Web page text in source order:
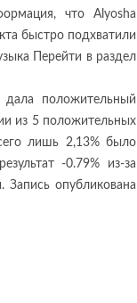
что Alyosha
быстро подхватили
Перейти в раздел
положительный
из 5 положительных
лишь 2,13% было
-0.79% из-за
опубликована